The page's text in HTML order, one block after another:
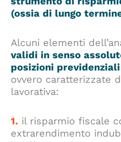
(ossia di lungo
Alcuni elementi
validi in senso
posizioni
ovvero caratterizzate
lavorativa:
1. il risparmio fiscale
extrarendimento